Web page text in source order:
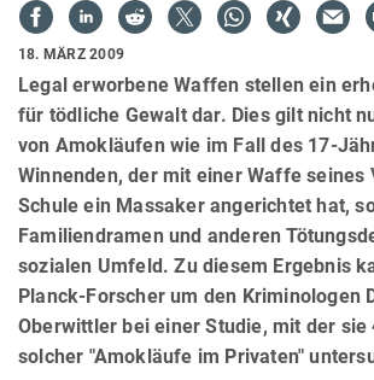
18. MÄRZ 2009
Legal erworbene Waffen stellen ein
für tödliche Gewalt dar. Dies gilt nicht
von Amokläufen wie im Fall des 17-
Winnenden, der mit einer Waffe seines
Schule ein Massaker angerichtet hat,
Familiendramen und anderen
sozialen Umfeld. Zu diesem Ergebnis
Planck-Forscher um den Kriminologen
Oberwittler bei einer Studie, mit der sie
solcher "Amokläufe im Privaten"